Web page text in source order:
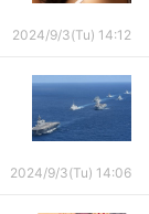
2024/9/3(Tu) 14:12
2024/9/3(Tu) 14:06